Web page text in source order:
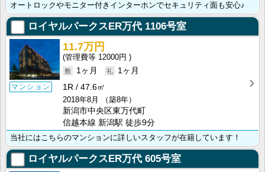
オートロックやモニター付きインターホンでセキュリティ面も安心♪
ロイヤルパークスER万代 1106号室
マンション
11.7万円
12000円
1ヶ月
1ヶ月
1R
47.6㎡
2018年8月
（築8年）
新潟市中央区東万代町
信越本線 新潟駅 徒歩9分
当社にはこちらのマンションに詳しいスタッフが在籍しています！
ロイヤルパークスER万代 605号室